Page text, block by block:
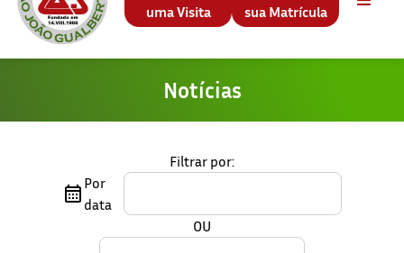
uma Visita
sua Matrícula
Notícias
Filtrar por:
Por
data
OU